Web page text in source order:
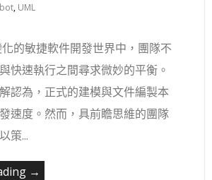
, UML
的敏捷軟件開發世界中，團隊不
快速執行之間尋求微妙的平衡。
認為，正式的建模與文件編製本
速度。然而，具前瞻思維的團隊
策...
→